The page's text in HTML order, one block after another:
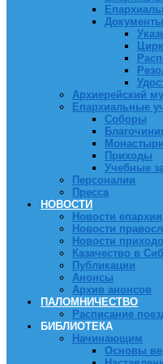
Документы
Архиерейский
Епархиальные
Соборы
Монастыри
Приходы
Учебные
Персоналии
Пресса
НОВОСТИ
Новости епархии
Новости
Новости
Казачество в
Публикации
Анонсы
Архив анонсов
ПАЛОМНИЧЕСТВО
Расписание
БИБЛИОТЕКА
Начинающим
Основы